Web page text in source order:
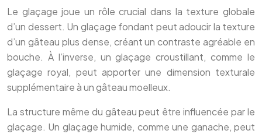
Le glaçage joue un rôle crucial dans la texture globale
d’un dessert. Un glaçage fondant peut adoucir la texture
d’un gâteau plus dense, créant un contraste agréable en
bouche. À l’inverse, un glaçage croustillant, comme le
glaçage royal, peut apporter une dimension texturale
supplémentaire à un gâteau moelleux.
La structure même du gâteau peut être influencée par le
glaçage. Un glaçage humide, comme une ganache, peut